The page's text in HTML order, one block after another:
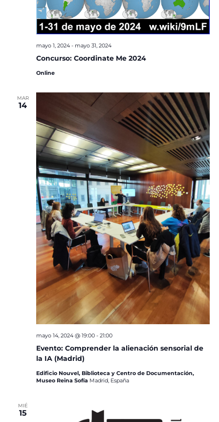
Concurso: Coordinate Me 2024
mayo 1, 2024- mayo 31, 2024
Online
MAR
14
Evento: Comprender la alienación sensorial de
la IA (Madrid)
mayo 14, 2024 @ 19:00- 21:00
Edificio Nouvel, Biblioteca y Centro de Documentación,
Museo Reina Sofía Madrid, España
MIÉ
15